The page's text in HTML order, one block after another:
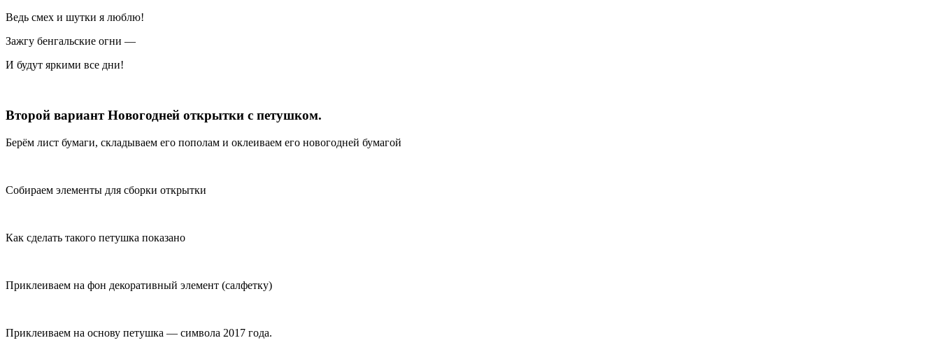
Ведь смех и шутки я люблю!
Зажгу бенгальские огни —
И будут яркими все дни!
Второй вариант Новогодней открытки с петушком.
Берём лист бумаги, складываем его пополам и оклеиваем его новогодней бумагой
Собираем элементы для сборки открытки
Как сделать такого петушка показано
Приклеиваем на фон декоративный элемент (салфетку)
Приклеиваем на основу петушка — символа 2017 года.